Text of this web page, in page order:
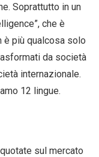
Soprattutto in un
che è
è più qualcosa solo
da società
internazionale.
12 lingue.
sul mercato